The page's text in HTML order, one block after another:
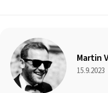
Martin
15.9.2023